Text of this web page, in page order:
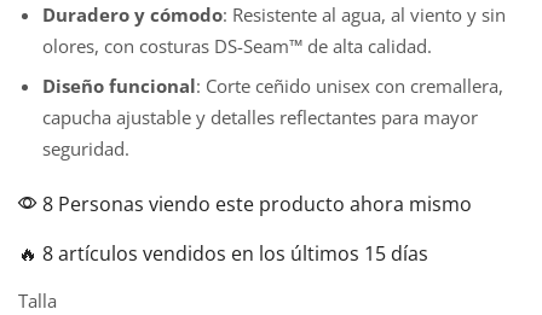
Duradero y cómodo: Resistente al agua, al viento y sin
olores, con costuras DS-Seam™ de alta calidad.
Diseño funcional: Corte ceñido unisex con cremallera,
capucha ajustable y detalles reflectantes para mayor
seguridad.
8 Personas viendo este producto ahora mismo
🔥 8 artículos vendidos en los últimos 15 días
Talla